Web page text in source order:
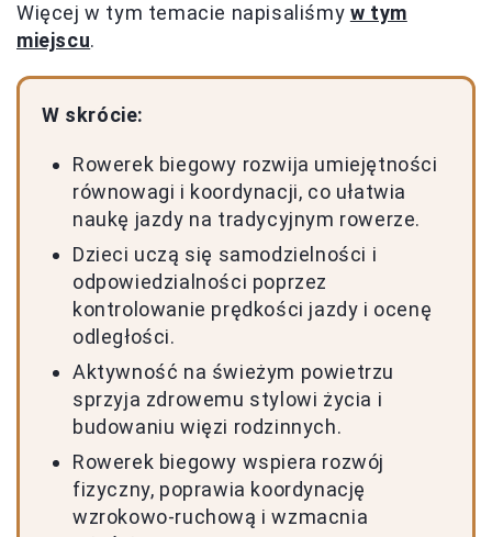
Więcej w tym temacie napisaliśmy w tym
miejscu.
W skrócie:
Rowerek biegowy rozwija umiejętności
równowagi i koordynacji, co ułatwia
naukę jazdy na tradycyjnym rowerze.
Dzieci uczą się samodzielności i
odpowiedzialności poprzez
kontrolowanie prędkości jazdy i ocenę
odległości.
Aktywność na świeżym powietrzu
sprzyja zdrowemu stylowi życia i
budowaniu więzi rodzinnych.
Rowerek biegowy wspiera rozwój
fizyczny, poprawia koordynację
wzrokowo-ruchową i wzmacnia